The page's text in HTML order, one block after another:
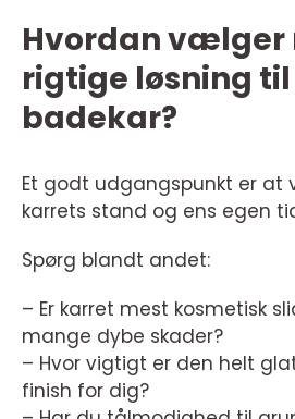
Hvordan vælger
rigtige løsning
badekar?
Et godt udgangspunkt er at
karrets stand og ens egen
Spørg blandt andet:
– Er karret mest kosmetisk
mange dybe skader?
– Hvor vigtigt er den helt
finish for dig?